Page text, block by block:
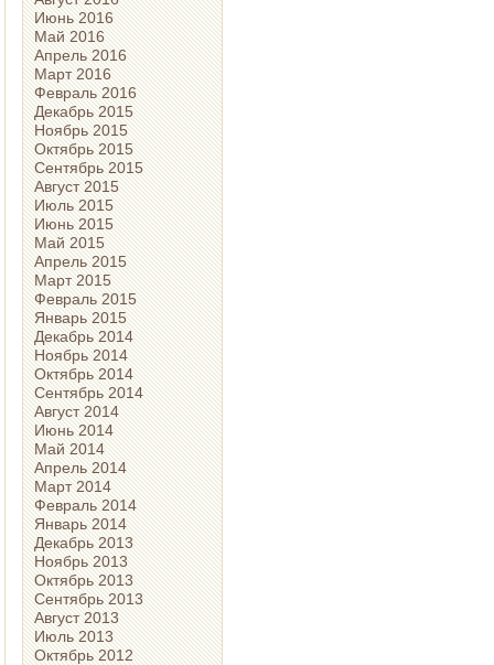
Июнь 2016
Май 2016
Апрель 2016
Март 2016
Февраль 2016
Декабрь 2015
Ноябрь 2015
Октябрь 2015
Сентябрь 2015
Август 2015
Июль 2015
Июнь 2015
Май 2015
Апрель 2015
Март 2015
Февраль 2015
Январь 2015
Декабрь 2014
Ноябрь 2014
Октябрь 2014
Сентябрь 2014
Август 2014
Июнь 2014
Май 2014
Апрель 2014
Март 2014
Февраль 2014
Январь 2014
Декабрь 2013
Ноябрь 2013
Октябрь 2013
Сентябрь 2013
Август 2013
Июль 2013
Октябрь 2012